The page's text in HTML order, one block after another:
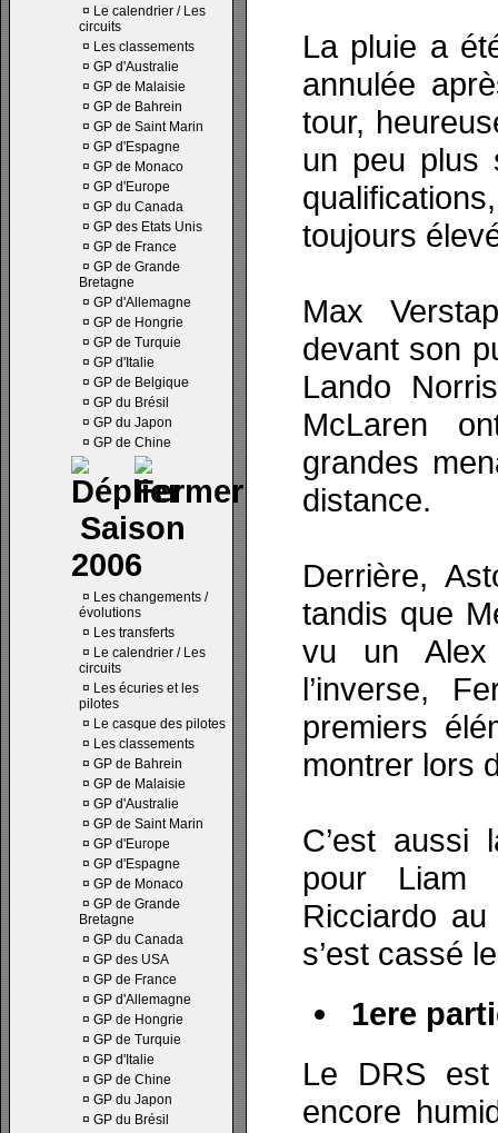
¤ Le calendrier / Les
circuits
¤ Les classements
¤ GP d'Australie
¤ GP de Malaisie
¤ GP de Bahrein
¤ GP de Saint Marin
¤ GP d'Espagne
¤ GP de Monaco
¤ GP d'Europe
¤ GP du Canada
¤ GP des Etats Unis
¤ GP de France
¤ GP de Grande
Bretagne
¤ GP d'Allemagne
¤ GP de Hongrie
¤ GP de Turquie
¤ GP d'Italie
¤ GP de Belgique
¤ GP du Brésil
¤ GP du Japon
¤ GP de Chine
Saison
2006
¤ Les changements /
évolutions
¤ Les transferts
¤ Le calendrier / Les
circuits
¤ Les écuries et les
pilotes
¤ Le casque des pilotes
¤ Les classements
¤ GP de Bahrein
¤ GP de Malaisie
¤ GP d'Australie
¤ GP de Saint Marin
¤ GP d'Europe
¤ GP d'Espagne
¤ GP de Monaco
¤ GP de Grande
Bretagne
¤ GP du Canada
¤ GP des USA
¤ GP de France
¤ GP d'Allemagne
¤ GP de Hongrie
¤ GP de Turquie
¤ GP d'Italie
¤ GP de Chine
¤ GP du Japon
¤ GP du Brésil
La pluie a
annulée
tour,
un peu plus
toujours
Max
devant son
Lando
McLaren
grandes
distance.
Derrière,
tandis que
vu un Alex
l’inverse,
premiers
montrer lors
C’est aussi
pour Liam
Ricciardo
s’est cassé
1ere
Le DRS
encore